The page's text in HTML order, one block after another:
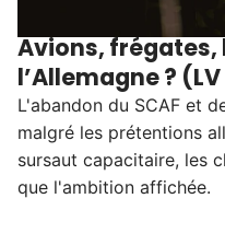
Avions, frégates,
l’Allemagne ?
L'abandon du SCAF et
malgré les prétentions
sursaut capacitaire, les
que l'ambition affichée.